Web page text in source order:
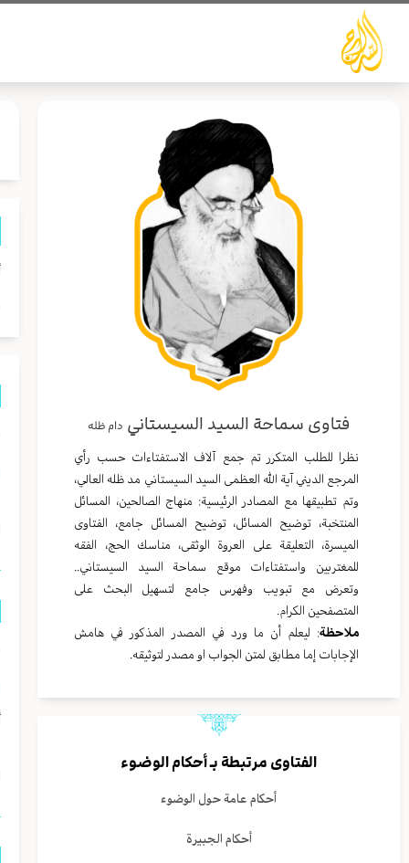
تخطي
المحتوى
فتاوى سماحة السيد السيستاني دام ظله
نظرا للطلب المتكرر تم جمع آلاف الاستفتاءات حسب رأي
المرجع الديني آية الله العظمى السيد السيستاني مد ظله العالي،
وتم تطبيقها مع المصادر الرئيسية: منهاج الصالحين، المسائل
المنتخبة، توضيح المسائل، توضيح المسائل جامع، الفتاوى
الميسرة، التعليقة على العروة الوثقى، مناسك الحج، الفقه
للمغتربين واستفتاءات موقع سماحة السيد السيستاني..
وتعرض مع تبويب وفهرس جامع لتسهيل البحث على
المتصفحين الكرام.
ملاحظة: ليعلم أن ما ورد في المصدر المذكور في هامش
الإجابات إما مطابق لمتن الجواب او مصدر لتوثيقه.
الفتاوى مرتبطة بـأحكام الوضوء
أحكام عامة حول الوضوء
أحكام الجبيرة